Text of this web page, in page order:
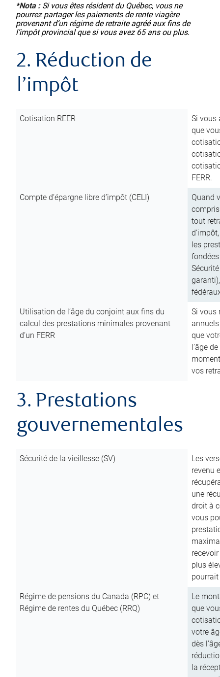
*Nota :Si vous êtes résident du Québec, vous ne
pourrez partager les paiements de rente viagère
provenant d’un régime de retraite agréé aux fins de
l’impôt provincial que si vous avez 65 ans ou plus.
2. Réduction de
l’impôt
Cotisation REER
Si vous
que
FERR.
Compte d’épargne libre d’impôt (CELI)
Quand
tout
les
Utilisation de l’âge du conjoint aux fins du
calcul des prestations minimales provenant
d’un FERR
Si vous
que
l’âge
vos
3. Prestations
gouvernementales
Sécurité de la vieillesse (SV)
Les
revenu
une
droit à
vous
plus
Régime de pensions du Canada (RPC) et
Régime de rentes du Québec (RRQ)
Le
que
votre
dès
la